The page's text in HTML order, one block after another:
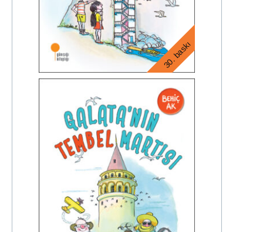
30. baskı